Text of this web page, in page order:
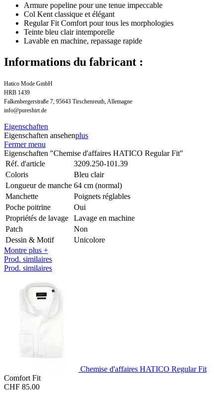
Armure popeline pour une tenue impeccable
Col Kent classique et élégant
Regular Fit Comfort pour tous les morphologies
Teinte bleu clair intemporelle
Lavable en machine, repassage rapide
Informations du fabricant :
Hatico Mode GmbH
HRB 1439
Falkenbergerstraße 7, 95643 Tirschenreuth, Allemagne
info@pureshirt.de
Eigenschaften
Eigenschaften ansehenplus
Fermer menu
Eigenschaften "Chemise d'affaires HATICO Regular Fit"
Réf. d'article
3209.250-101.39
Coloris
Bleu clair
Longueur de manche 64 cm (normal)
Manchette
Poignets réglables
Poche poitrine
Oui
Propriétés de lavage
Lavage en machine
Patch
Non
Dessin & Motif
Unicolore
Montre plus +
Prod. similaires
Prod. similaires
Chemise d'affaires HATICO Regular Fit
Comfort Fit
CHF 85.00